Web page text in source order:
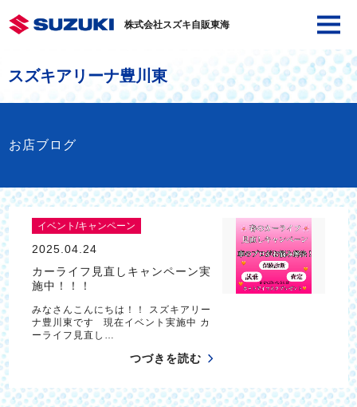
株式会社スズキ自販東海
スズキアリーナ豊川東
お店ブログ
イベント/キャンペーン
2025.04.24
カーライフ見直しキャンペーン実
施中！！！
みなさんこんにちは！！ スズキアリー
ナ豊川東です 現在イベント実施中 カ
ーライフ見直し…
つづきを読む